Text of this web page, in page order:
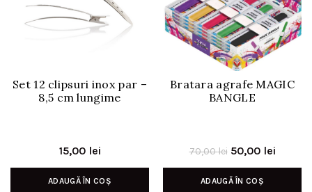
Set 12 clipsuri inox par –
8,5 cm lungime
15,00 lei
ADAUGĂ ÎN COȘ
Bratara agrafe MAGIC
BANGLE
70,00lei Prețul
inițial
a
50,00 leiPrețul
curent
ADAUGĂ ÎN COȘ